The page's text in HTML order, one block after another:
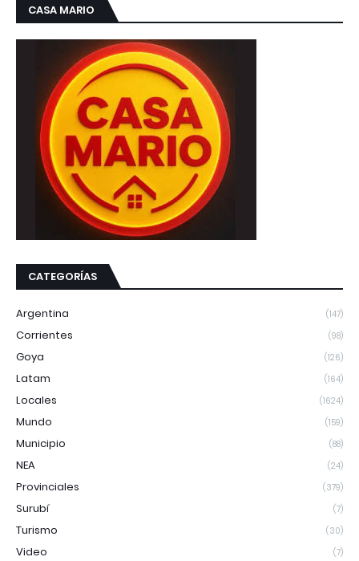
CASA MARIO
CATEGORÍAS
Argentina (147)
Corrientes (98)
Goya (126)
Latam (164)
Locales (1624)
Mundo (159)
Municipio (88)
NEA (24)
Provinciales (379)
Surubí (7)
Turismo (30)
Video (7)